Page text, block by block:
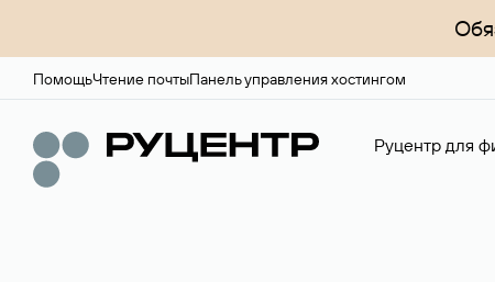
ПомощьЧтение почтыПанель управления хостингом
Руцентр для